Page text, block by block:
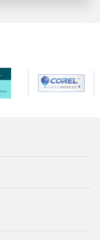
и формы.
WebChart на
использования
JPEG, GIF, PNG,
в составе